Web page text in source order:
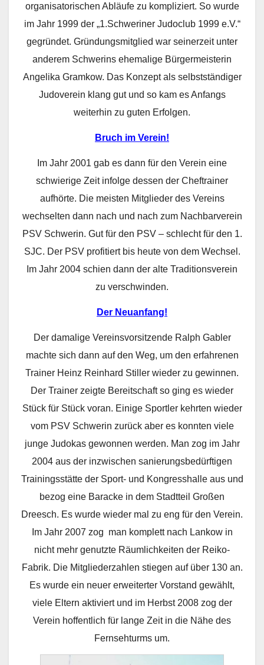
organisatorischen Abläufe zu kompliziert. So wurde
im Jahr 1999 der „1.Schweriner Judoclub 1999 e.V.“
gegründet. Gründungsmitglied war seinerzeit unter
anderem Schwerins ehemalige Bürgermeisterin
Angelika Gramkow. Das Konzept als selbstständiger
Judoverein klang gut und so kam es Anfangs
weiterhin zu guten Erfolgen.
Bruch im Verein!
Im Jahr 2001 gab es dann für den Verein eine
schwierige Zeit infolge dessen der Cheftrainer
aufhörte. Die meisten Mitglieder des Vereins
wechselten dann nach und nach zum Nachbarverein
PSV Schwerin. Gut für den PSV – schlecht für den 1.
SJC. Der PSV profitiert bis heute von dem Wechsel.
Im Jahr 2004 schien dann der alte Traditionsverein
zu verschwinden.
Der Neuanfang!
Der damalige Vereinsvorsitzende Ralph Gabler
machte sich dann auf den Weg, um den erfahrenen
Trainer Heinz Reinhard Stiller wieder zu gewinnen.
Der Trainer zeigte Bereitschaft so ging es wieder
Stück für Stück voran. Einige Sportler kehrten wieder
vom PSV Schwerin zurück aber es konnten viele
junge Judokas gewonnen werden. Man zog im Jahr
2004 aus der inzwischen sanierungsbedürftigen
Trainingsstätte der Sport- und Kongresshalle aus und
bezog eine Baracke in dem Stadtteil Großen
Dreesch. Es wurde wieder mal zu eng für den Verein.
Im Jahr 2007 zog man komplett nach Lankow in
nicht mehr genutzte Räumlichkeiten der Reiko-
Fabrik. Die Mitgliederzahlen stiegen auf über 130 an.
Es wurde ein neuer erweiterter Vorstand gewählt,
viele Eltern aktiviert und im Herbst 2008 zog der
Verein hoffentlich für lange Zeit in die Nähe des
Fernsehturms um.